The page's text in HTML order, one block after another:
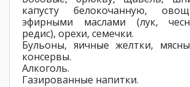
капусту белокочанную,
эфирными маслами (лук,
редис), орехи, семечки.
Бульоны, яичные желтки,
консервы.
Алкоголь.
Газированные напитки.